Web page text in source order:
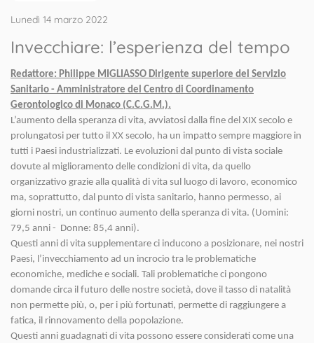
Lunedì 14 marzo 2022
Invecchiare: l’esperienza del tempo
Redattore: Philippe MIGLIASSO Dirigente superiore del Servizio
Sanitario - Amministratore del Centro di Coordinamento
Gerontologico di Monaco (C.C.G.M.).
L’aumento della speranza di vita, avviatosi dalla fine del XIX secolo e
prolungatosi per tutto il XX secolo, ha un impatto sempre maggiore in
tutti i Paesi industrializzati. Le evoluzioni dal punto di vista sociale
dovute al miglioramento delle condizioni di vita, da quello
organizzativo grazie alla qualità di vita sul luogo di lavoro, economico
ma, soprattutto, dal punto di vista sanitario, hanno permesso, ai
giorni nostri, un continuo aumento della speranza di vita. (Uomini:
79,5 anni - Donne: 85,4 anni).
Questi anni di vita supplementare ci inducono a posizionare, nei nostri
Paesi, l’invecchiamento ad un incrocio tra le problematiche
economiche, mediche e sociali. Tali problematiche ci pongono
domande circa il futuro delle nostre società, dove il tasso di natalità
non permette più, o, per i più fortunati, permette di raggiungere a
fatica, il rinnovamento della popolazione.
Questi anni guadagnati di vita possono essere considerati come una